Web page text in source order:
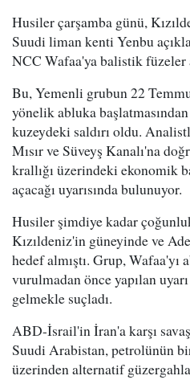
Husiler çarşamba günü,
Suudi liman kenti Yenbu
NCC Wafaa'ya balistik füzeler
Bu, Yemenli grubun 22
yönelik abluka
kuzeydeki saldırı oldu.
Mısır ve Süveyş Kanalı'na
krallığı üzerindeki ekonomik
açacağı uyarısında bulunuyor.
Husiler şimdiye kadar
Kızıldeniz'in güneyinde ve
hedef almıştı. Grup, Wafaa'yı
vurulmadan önce yapılan
gelmekle suçladı.
ABD-İsrail'in İran'a karşı
Suudi Arabistan, petrolünün
üzerinden alternatif